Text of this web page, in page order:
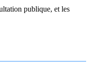
publique, et les